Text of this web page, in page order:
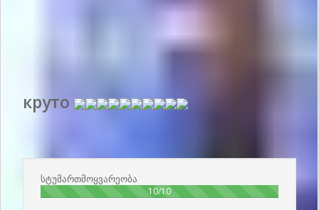
სასტუმრო ვიქტორიასაშუალო
რეიტინგი:10
круто
სტუმართმოყვარეობა
10/10100%